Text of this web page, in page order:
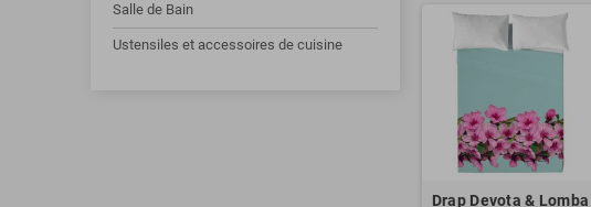
Salle de Bain
Ustensiles et accessoires de cuisine
Drap Devota & Lomba